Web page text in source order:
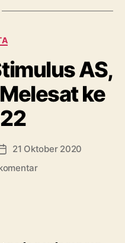
Emas
AS,
ke
Tanggal
artikel
21 Oktober 2020
pada